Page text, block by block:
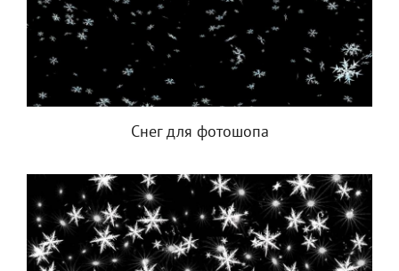
Снег для фотошопа